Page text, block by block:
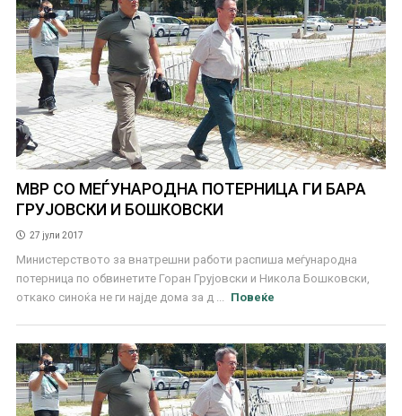
МВР СО МЕЃУНАРОДНА ПОТЕРНИЦА ГИ БАРА
ГРУЈОВСКИ И БОШКОВСКИ
27 јули 2017
Министерството за внатрешни работи распиша меѓународна
потерница по обвинетите Горан Грујовски и Никола Бошковски,
откако синоќа не ги најде дома за д ...
Повеќе